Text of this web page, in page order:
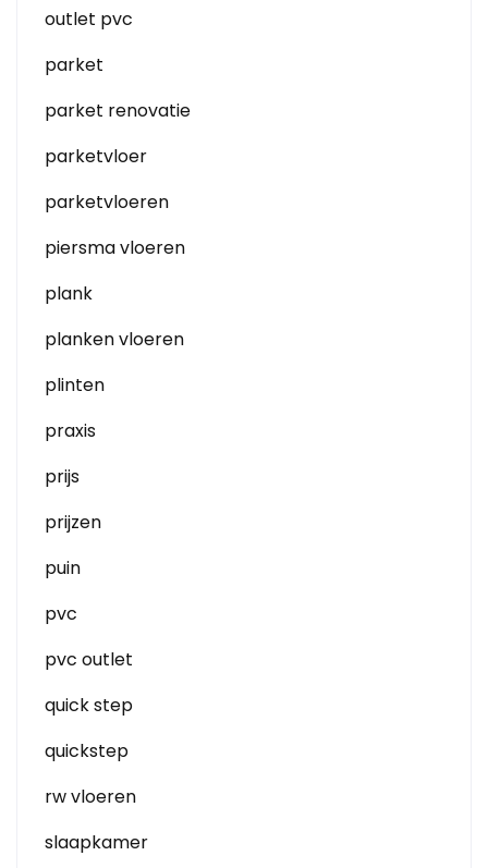
outlet pvc
parket
parket renovatie
parketvloer
parketvloeren
piersma vloeren
plank
planken vloeren
plinten
praxis
prijs
prijzen
puin
pvc
pvc outlet
quick step
quickstep
rw vloeren
slaapkamer